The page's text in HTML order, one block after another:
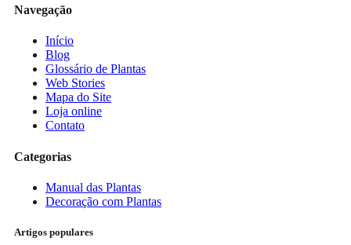
Navegação
Início
Blog
Glossário de Plantas
Web Stories
Mapa do Site
Loja online
Contato
Categorias
Manual das Plantas
Decoração com Plantas
Artigos populares